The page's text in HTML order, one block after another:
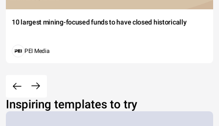
10 largest mining-focused funds to have closed historically
PEI Media
Inspiring templates to try